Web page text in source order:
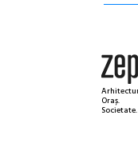
Oraș.
Societate.